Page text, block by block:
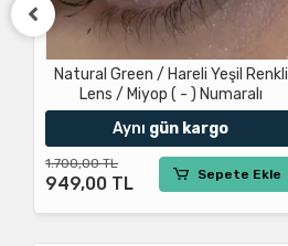
Natural Green / Hareli Yeşil Renkli
Lens / Miyop ( - ) Numaralı
Aynı gün kargo
1.700,00 TL
949,00 TL Sepete Ekle